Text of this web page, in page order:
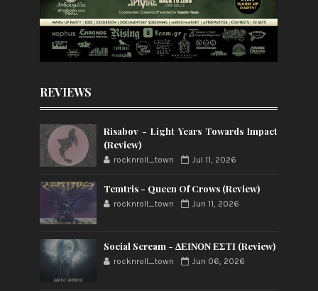
REVIEWS
Risabov - Light Years Towards Impact
(Review)
rocknroll_town Jul 11, 2026
Temtris - Queen Of Crows (Review)
rocknroll_town Jun 11, 2026
Social Scream - ΔΕΙΝΟΝ ΕΣΤΙ (Review)
rocknroll_town Jun 06, 2026